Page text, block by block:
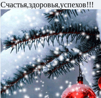
Счастья,здоровья,успехов!!!